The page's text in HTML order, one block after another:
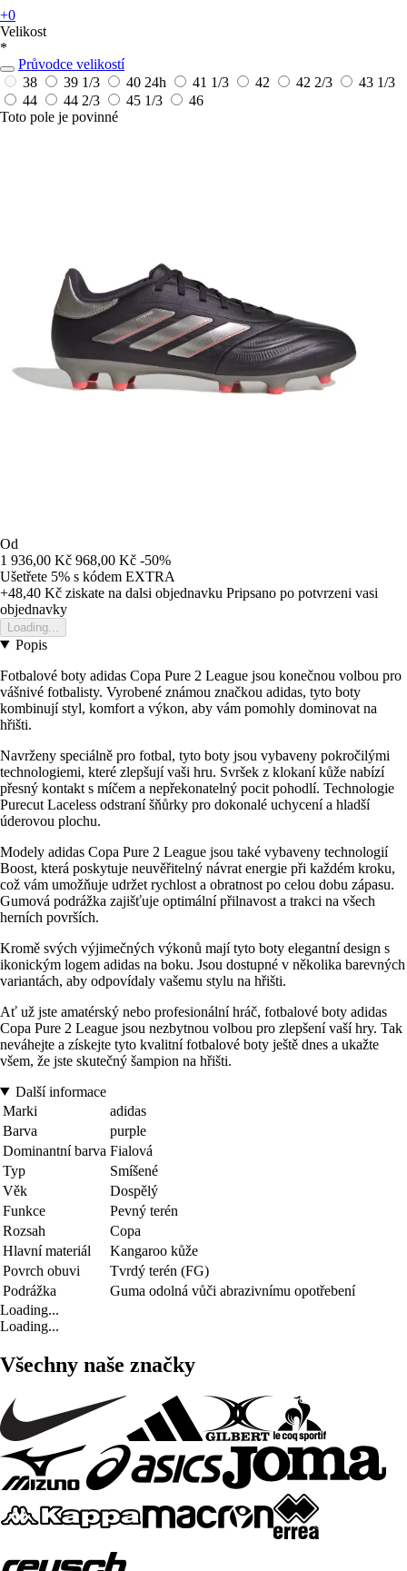
+0
Velikost
*
Průvodce velikostí
38
39 1/3 40 24h 41 1/3 42 42 2/3
43 1/3
44
44 2/3 45 1/3
46
Toto pole je povinné
Od
1 936,00 Kč 968,00 Kč -50%
Ušetřete 5% s kódem EXTRA
+48,40 Kč ziskate na dalsi objednavku Pripsano po potvrzeni vasi
objednavky
Loading...
Popis
Fotbalové boty adidas Copa Pure 2 League jsou konečnou volbou pro
vášnivé fotbalisty. Vyrobené známou značkou adidas, tyto boty
kombinují styl, komfort a výkon, aby vám pomohly dominovat na
hřišti.
Navrženy speciálně pro fotbal, tyto boty jsou vybaveny pokročilými
technologiemi, které zlepšují vaši hru. Svršek z klokaní kůže nabízí
přesný kontakt s míčem a nepřekonatelný pocit pohodlí. Technologie
Purecut Laceless odstraní šňůrky pro dokonalé uchycení a hladší
úderovou plochu.
Modely adidas Copa Pure 2 League jsou také vybaveny technologií
Boost, která poskytuje neuvěřitelný návrat energie při každém kroku,
což vám umožňuje udržet rychlost a obratnost po celou dobu zápasu.
Gumová podrážka zajišťuje optimální přilnavost a trakci na všech
herních površích.
Kromě svých výjimečných výkonů mají tyto boty elegantní design s
ikonickým logem adidas na boku. Jsou dostupné v několika barevných
variantách, aby odpovídaly vašemu stylu na hřišti.
Ať už jste amatérský nebo profesionální hráč, fotbalové boty adidas
Copa Pure 2 League jsou nezbytnou volbou pro zlepšení vaší hry. Tak
neváhejte a získejte tyto kvalitní fotbalové boty ještě dnes a ukažte
všem, že jste skutečný šampion na hřišti.
Další informace
Marki
adidas
Barva
purple
Dominantní barva Fialová
Typ
Smíšené
Věk
Dospělý
Funkce
Pevný terén
Rozsah
Copa
Hlavní materiál
Kangaroo kůže
Povrch obuvi
Tvrdý terén (FG)
Podrážka
Guma odolná vůči abrazivnímu opotřebení
Loading...
Loading...
Všechny naše značky